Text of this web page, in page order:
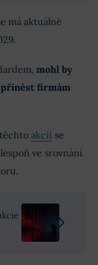
má aktuálně
mohl by
firmám
akcií se
ve srovnání